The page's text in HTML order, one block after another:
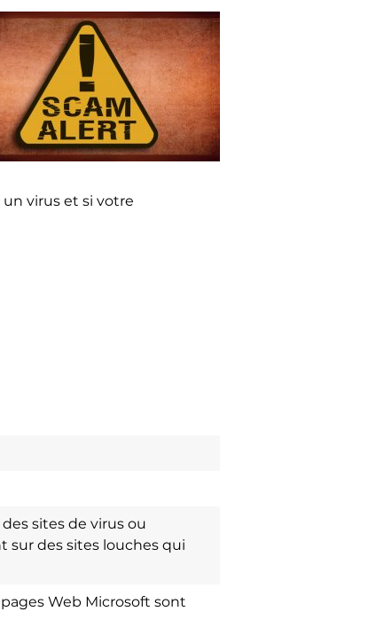
virus et si votre
sites de virus ou
sur des sites louches qui
Web Microsoft sont